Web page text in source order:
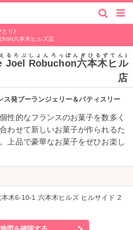
とり)
六本木ヒルズ店
Joel Robuchon六本木ヒル
店
るろぶしょんろっぽんぎひるずてん
ス発ブーランジェリー＆パティスリー
性的なフランスのお菓子を数多く
わせて新しいお菓子が作られるた
上品で豪華なお菓子をぜひお楽し
木6-10-1 六本木ヒルズ ヒルサイド 2